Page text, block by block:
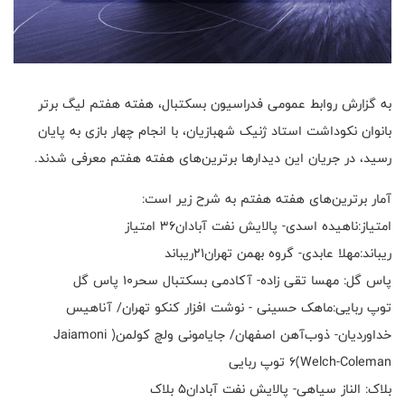
به گزارش روابط عمومی فدراسیون بسکتبال، هفته هفتم لیگ برتر
بانوان نکوداشت استاد ژنیک شهبازیان، با انجام چهار بازی به پايان
رسيد، در جریان این دیدارها برترين‌های هفته هفتم معرفی شدند.
آمار برترین‌های هفته هفتم به شرح زیر است:
امتیاز:ناهیده اسدی- پالایش نفت آبادان۳۶ امتیاز
ریباند:مهلا عابدی- گروه بهمن تهران۲۱ریباند
پاس گل: مهسا تقی زاده- آکادمی بسکتبال سحر۱۰ پاس گل
توپ ربایی:ماهک حسینی - نوشت افزار کنکو تهران/ آناهیس
خداوردیان- ذوب‌آهن اصفهان/ جایامونی ولچ کولمن( Jaiamoni
Welch-Coleman)۶ توپ ربایی
بلاک: الناز سیاهی- پالایش نفت آبادان۵ بلاک